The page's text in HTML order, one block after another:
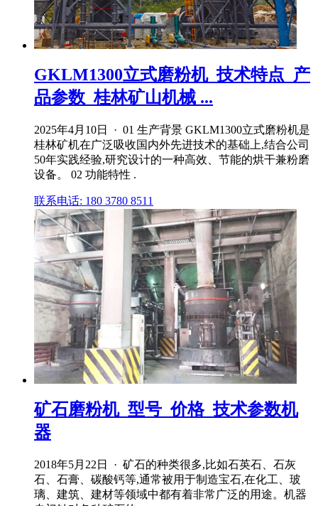
GKLM1300立式磨粉机_技术特点_产
品参数_桂林矿山机械 ...
2025年4月10日 · 01 生产背景 GKLM1300立式磨粉机是
桂林矿机在广泛吸收国内外先进技术的基础上,结合公司
50年实践经验,研究设计的一种高效、节能的烘干兼粉磨
设备。 02 功能特性 .
联系电话: 180 3780 8511
矿石磨粉机_型号_价格_技术参数机
器
2018年5月22日 · 矿石的种类很多,比如石英石、石灰
石、石膏、碳酸钙等,通常被用于制造宝石,在化工、玻
璃、建筑、建材等领域中都有着非常广泛的用途。机器